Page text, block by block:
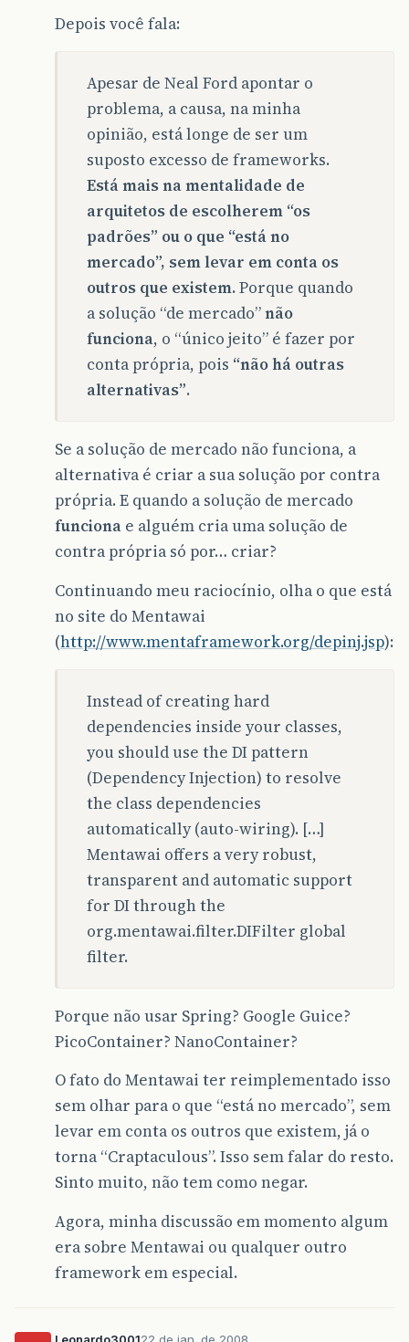
Depois você fala:
Apesar de Neal Ford apontar o
problema, a causa, na minha
opinião, está longe de ser um
suposto excesso de frameworks.
Está mais na mentalidade de
arquitetos de escolherem “os
padrões” ou o que “está no
mercado”, sem levar em conta os
outros que existem.Porque quando
a solução “de mercado”não
funciona, o “único jeito” é fazer por
conta própria, pois “não há outras
alternativas”.
Se a solução de mercado não funciona, a
alternativa é criar a sua solução por contra
própria. E quando a solução de mercado
funciona e alguém cria uma solução de
contra própria só por… criar?
Continuando meu raciocínio, olha o que está
no site do Mentawai
(http://www.mentaframework.org/depinj.jsp):
Instead of creating hard
dependencies inside your classes,
you should use the DI pattern
(Dependency Injection) to resolve
the class dependencies
automatically (auto-wiring). […]
Mentawai offers a very robust,
transparent and automatic support
for DI through the
org.mentawai.filter.DIFilter global
filter.
Porque não usar Spring? Google Guice?
PicoContainer? NanoContainer?
O fato do Mentawai ter reimplementado isso
sem olhar para o que “está no mercado”, sem
levar em conta os outros que existem, já o
torna “Craptaculous”. Isso sem falar do resto.
Sinto muito, não tem como negar.
Agora, minha discussão em momento algum
era sobre Mentawai ou qualquer outro
framework em especial.
Leonardo300122 de jan. de 2008